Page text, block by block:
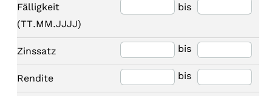
Fälligkeit
(TT.MM.JJJJ)
bis
Zinssatz bis
Rendite bis